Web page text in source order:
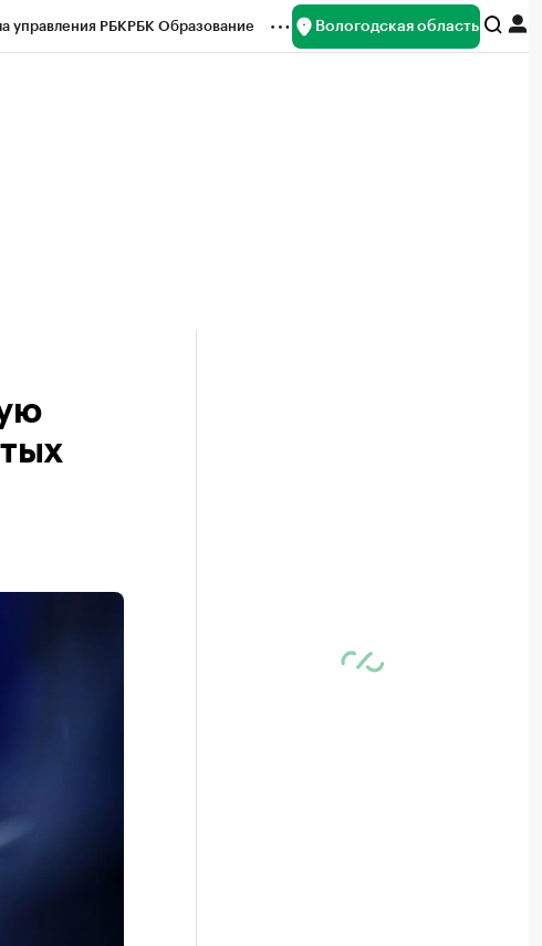
управления РБКРБК Образование Вологодская область